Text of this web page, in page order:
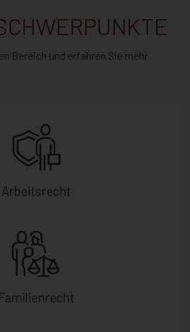
Bereich und erfahren Sie mehr
Arbeitsrecht
Familienrecht